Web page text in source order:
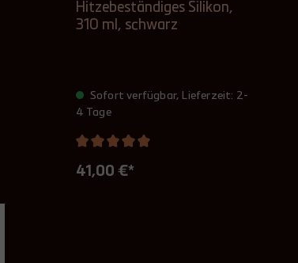
Hitzebeständiges Silikon,
310 ml, schwarz
Sofort verfügbar, Lieferzeit: 2-
4 Tage
41,00 €*